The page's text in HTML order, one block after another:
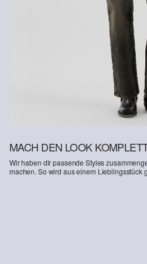
Weitere Informationen sind unserer „
HIER
MACH DEN LOOK
Wir haben dir passende Styles
machen. So wird aus einem Lieblingsstück